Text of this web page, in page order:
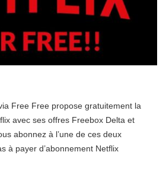
Free Free propose gratuitement la
avec ses offres Freebox Delta et
abonnez à l’une de ces deux
à payer d’abonnement Netflix